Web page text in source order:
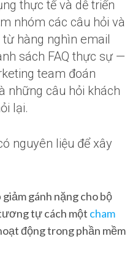
thực tế và dễ triển
nhóm các câu hỏi và
hàng nghìn email
sách FAQ thực sự —
team đoán
những câu hỏi khách
lại.
nguyên liệu để xây
gánh nặng cho bộ
tự cách một cham
động trong phần mềm